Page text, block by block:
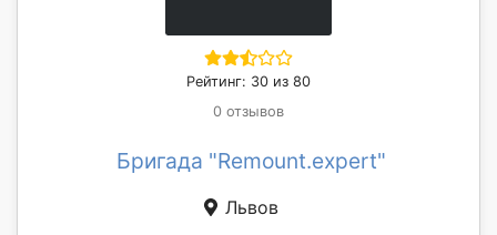
Рейтинг: 30 из 80
0 отзывов
Бригада "Remount.expert"
Львов